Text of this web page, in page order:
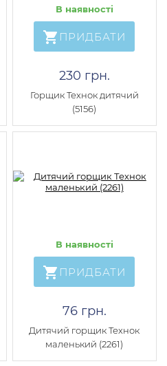
В наявності
ПРИДБАТИ
230 грн.
Горщик Технок дитячий
(5156)
В наявності
ПРИДБАТИ
76 грн.
Дитячий горщик Технок
маленький (2261)